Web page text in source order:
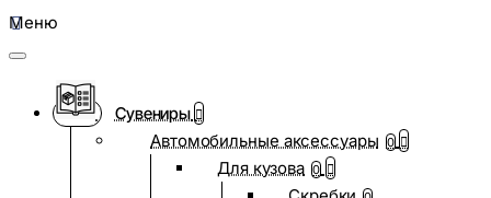
Меню
Сувениры
Автомобильные аксессуары 0
Для кузова 0